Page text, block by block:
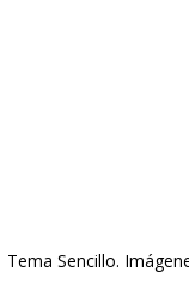
Tema Sencillo.